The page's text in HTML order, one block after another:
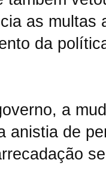
as multas
da
a
anistia de